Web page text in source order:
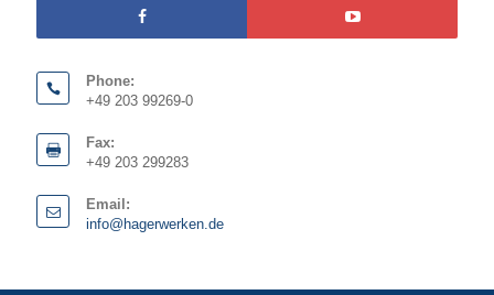
Phone:
+49 203 99269-0
Fax:
+49 203 299283
Email:
info@hagerwerken.de